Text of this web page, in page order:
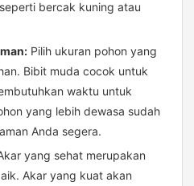
bercak kuning atau
Pilih ukuran pohon yang
Bibit muda cocok untuk
waktu untuk
yang lebih dewasa sudah
Anda segera.
yang sehat merupakan
Akar yang kuat akan